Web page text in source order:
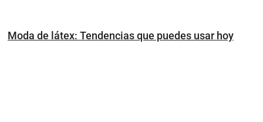
Moda de látex: Tendencias que puedes usar hoy